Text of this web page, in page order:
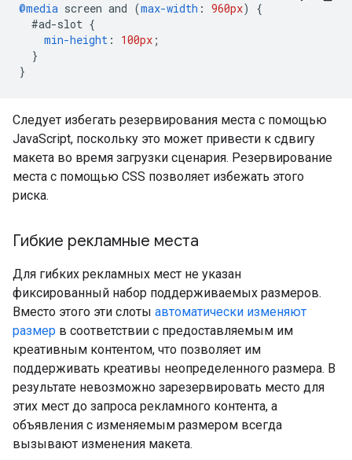
@media screen and (max-width : 960px)
{
#ad-slot {
min-height : 100px ;
}
}
Следует избегать резервирования места с помощью
JavaScript, поскольку это может привести к сдвигу
макета во время загрузки сценария. Резервирование
места с помощью CSS позволяет избежать этого
риска.
Гибкие рекламные места
Для гибких рекламных мест не указан
фиксированный набор поддерживаемых размеров.
Вместо этого эти слоты автоматически изменяют
размер в соответствии с предоставляемым им
креативным контентом, что позволяет им
поддерживать креативы неопределенного размера. В
результате невозможно зарезервировать место для
этих мест до запроса рекламного контента, а
объявления с изменяемым размером всегда
вызывают изменения макета.